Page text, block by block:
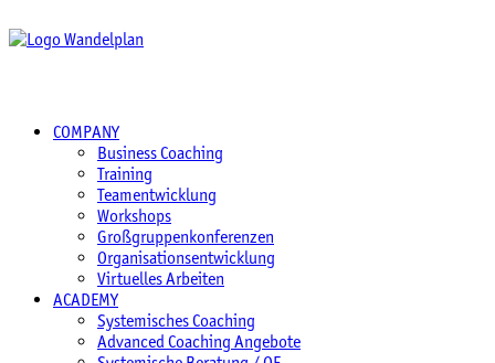
COMPANY
Business Coaching
Training
Teamentwicklung
Workshops
Großgruppenkonferenzen
Organisationsentwicklung
Virtuelles Arbeiten
ACADEMY
Systemisches Coaching
Advanced Coaching Angebote